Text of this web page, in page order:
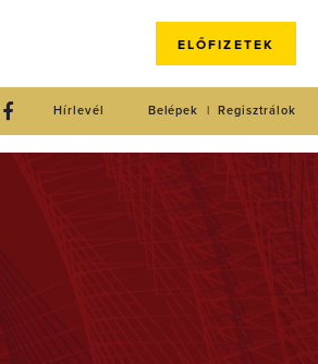
ELŐFIZETEK
Regisztrálok
Belépek
Hírlevél